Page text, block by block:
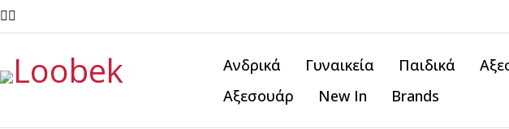
Ανδρικά Γυναικεία Παιδικά
Αξεσουάρ
New In Brands